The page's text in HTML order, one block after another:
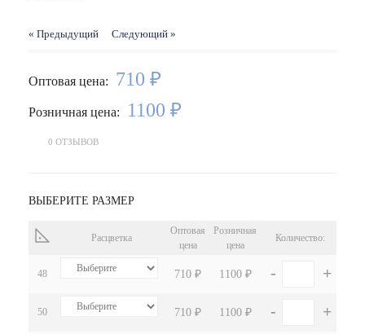
« Предыдущий Следующий »
Оптовая цена: 710 ₽
Розничная цена: 1100 ₽
0 ОТЗЫВОВ
ВЫБЕРИТЕ РАЗМЕР
Расцветка
Оптовая
цена
Розничная
цена
Количество:
48 710 ₽ 1100 ₽ - +
50 710 ₽ 1100 ₽ - +